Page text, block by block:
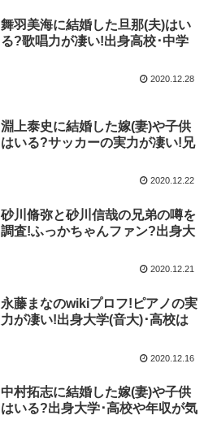
舞羽美海に結婚した旦那(夫)はい
る?歌唱力が凄い!出身高校･中学
2020.12.28
淵上泰史に結婚した嫁(妻)や子供
はいる?サッカーの実力が凄い!兄
2020.12.22
砂川脩弥と砂川信哉の兄弟の噂を
調査!ふっかちゃんファン?出身大
2020.12.21
永藤まなのwikiプロフ!ピアノの実
力が凄い!出身大学(音大)･高校は
2020.12.16
中村拓志に結婚した嫁(妻)や子供
はいる?出身大学･高校や年収が気